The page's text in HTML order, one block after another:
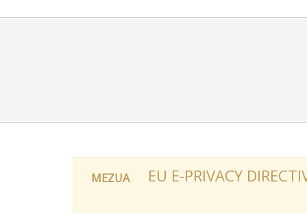
MEZUA EU E-PRIVACY